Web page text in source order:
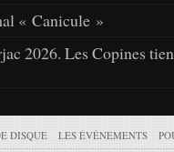
« Canicule »
2026. Les Copines
DISQUE LES ÉVÉNEMENTS